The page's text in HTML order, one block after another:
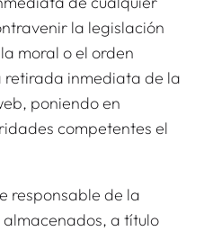
la legislación
moral o el orden
retirada inmediata de la
poniendo en
competentes el
responsable de la
a título